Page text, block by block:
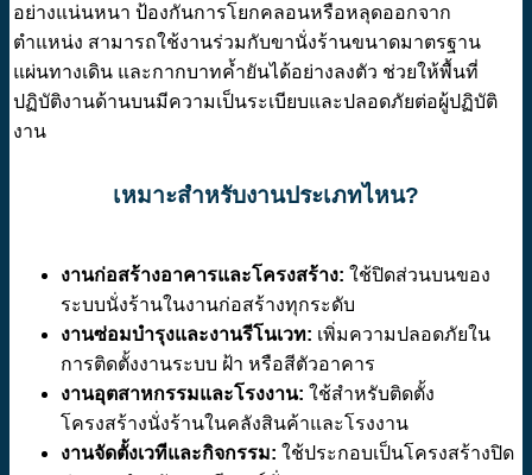
อย่างแน่นหนา ป้องกันการโยกคลอนหรือหลุดออกจาก
ตำแหน่ง สามารถใช้งานร่วมกับขานั่งร้านขนาดมาตรฐาน
แผ่นทางเดิน และกากบาทค้ำยันได้อย่างลงตัว ช่วยให้พื้นที่
ปฏิบัติงานด้านบนมีความเป็นระเบียบและปลอดภัยต่อผู้ปฏิบัติ
งาน
เหมาะสำหรับงานประเภทไหน?
งานก่อสร้างอาคารและโครงสร้าง: ใช้ปิดส่วนบนของ
ระบบนั่งร้านในงานก่อสร้างทุกระดับ
งานซ่อมบำรุงและงานรีโนเวท: เพิ่มความปลอดภัยใน
การติดตั้งงานระบบ ฝ้า หรือสีตัวอาคาร
งานอุตสาหกรรมและโรงงาน: ใช้สำหรับติดตั้ง
โครงสร้างนั่งร้านในคลังสินค้าและโรงงาน
งานจัดตั้งเวทีและกิจกรรม: ใช้ประกอบเป็นโครงสร้างปิด